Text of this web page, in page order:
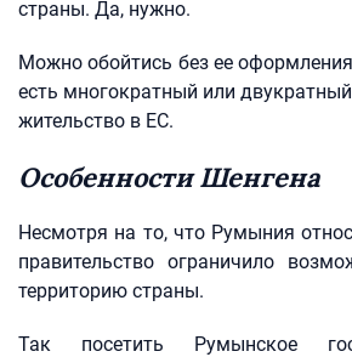
страны. Да, нужно.
Можно обойтись без ее
есть многократный или
жительство в ЕС.
Особенности Шенгена
Несмотря на то, что Румыния
правительство ограничило
территорию страны.
Так посетить Румынское